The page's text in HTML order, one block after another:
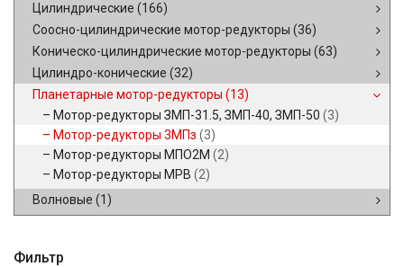
Цилиндрические (166)
Соосно-цилиндрические мотор-редукторы (36)
Коническо-цилиндрические мотор-редукторы (63)
Цилиндро-конические (32)
Планетарные мотор-редукторы (13)
Мотор-редукторы ЗМП-31.5, ЗМП-40, ЗМП-50 (3)
Мотор-редукторы 3МПз (3)
Мотор-редукторы МПО2М (2)
Мотор-редукторы МРВ (2)
Волновые (1)
Фильтр